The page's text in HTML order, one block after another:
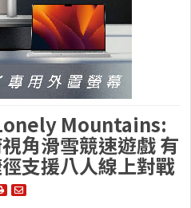
Mountains:
角滑雪競速遊戲 有
支援八人線上對戰